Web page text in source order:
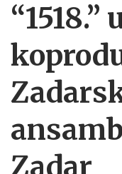
“1518.”
Zadar